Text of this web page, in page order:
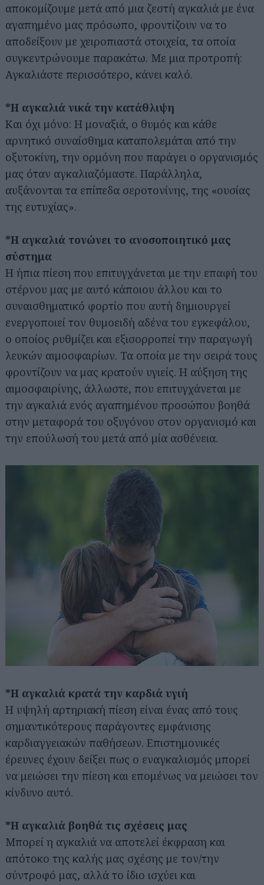
αποκομίζουμε μετά από μια ζεστή αγκαλιά με ένα
αγαπημένο μας πρόσωπο, φροντίζουν να το
αποδείξουν με χειροπιαστά στοιχεία, τα οποία
συγκεντρώνουμε παρακάτω. Με μια προτροπή:
Αγκαλιάστε περισσότερο, κάνει καλό.
*Η αγκαλιά νικά την κατάθλιψη
Και όχι μόνο: Η μοναξιά, ο θυμός και κάθε
αρνητικό συναίσθημα καταπολεμάται από την
οξυτοκίνη, την ορμόνη που παράγει ο οργανισμός
μας όταν αγκαλιαζόμαστε. Παράλληλα,
αυξάνονται τα επίπεδα σεροτονίνης, της «ουσίας
της ευτυχίας».
*Η αγκαλιά τονώνει το ανοσοποιητικό μας
σύστημα
Η ήπια πίεση που επιτυγχάνεται με την επαφή του
στέρνου μας με αυτό κάποιου άλλου και το
συναισθηματικό φορτίο που αυτή δημιουργεί
ενεργοποιεί τον θυμοειδή αδένα του εγκεφάλου,
ο οποίος ρυθμίζει και εξισορροπεί την παραγωγή
λευκών αιμοσφαιρίων. Τα οποία με την σειρά τους
φροντίζουν να μας κρατούν υγιείς. Η αύξηση της
αιμοσφαιρίνης, άλλωστε, που επιτυγχάνεται με
την αγκαλιά ενός αγαπημένου προσώπου βοηθά
στην μεταφορά του οξυγόνου στον οργανισμό και
την επούλωσή του μετά από μία ασθένεια.
*Η αγκαλιά κρατά την καρδιά υγιή
Η υψηλή αρτηριακή πίεση είναι ένας από τους
σημαντικότερους παράγοντες εμφάνισης
καρδιαγγειακών παθήσεων. Επιστημονικές
έρευνες έχουν δείξει πως ο εναγκαλισμός μπορεί
να μειώσει την πίεση και επομένως να μειώσει τον
κίνδυνο αυτό.
*Η αγκαλιά βοηθά τις σχέσεις μας
Μπορεί η αγκαλιά να αποτελεί έκφραση και
απότοκο της καλής μας σχέσης με τον/την
σύντροφό μας, αλλά το ίδιο ισχύει και